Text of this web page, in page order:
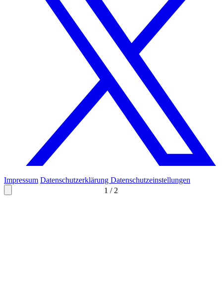
1 / 2
Impressum Datenschutzerklärung Datenschutzeinstellungen